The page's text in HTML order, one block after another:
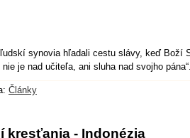
synovia hľadali cestu slávy, keď Boží
je nad učiteľa, ani sluha nad svojho pána“.
Články
kresťania - Indonézia